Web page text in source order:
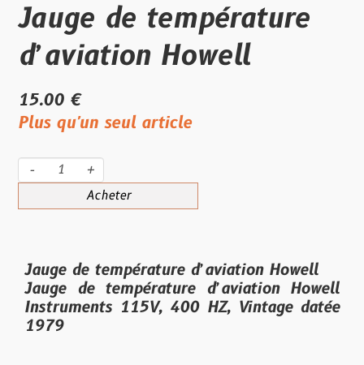
Jauge de température
d’aviation Howell
15.00 €
Plus qu'un seul article
- +
Acheter
Jauge de température d’aviation Howell
Jauge de température d’aviation Howell
Instruments 115V, 400 HZ, Vintage datée
1979